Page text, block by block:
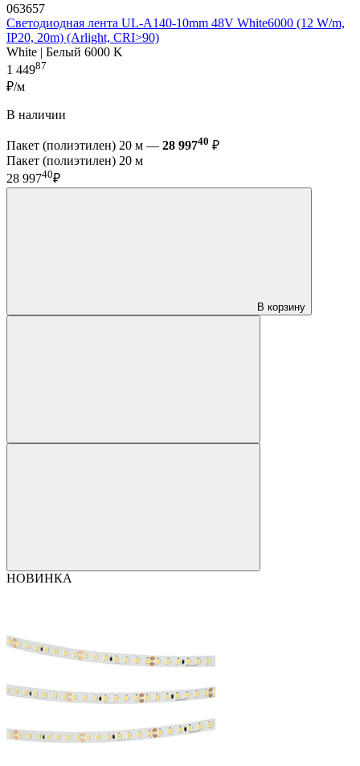
063657
Светодиодная лента UL-A140-10mm 48V White6000 (12 W/m,
IP20, 20m) (Arlight, CRI>90)
White | Белый 6000 K
1 44987
₽/м
В наличии
Пакет (полиэтилен) 20 м — 28 99740 ₽
Пакет (полиэтилен) 20 м
28 99740₽
В корзину
НОВИНКА